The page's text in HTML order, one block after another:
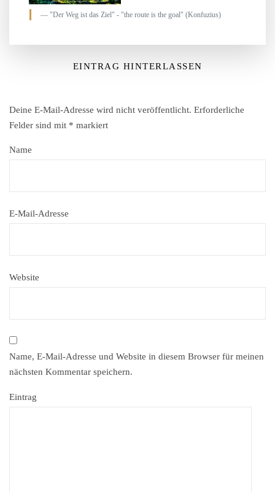
"Der Weg ist das Ziel" - "the route is the goal" (Konfuzius)
EINTRAG HINTERLASSEN
Deine E-Mail-Adresse wird nicht veröffentlicht. Erforderliche
Felder sind mit * markiert
Name
E-Mail-Adresse
Website
Name, E-Mail-Adresse und Website in diesem Browser für meinen
nächsten Kommentar speichern.
Eintrag